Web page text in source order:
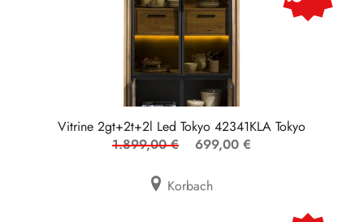
Vitrine 2gt+2t+2l Led Tokyo 42341KLA Tokyo
1.899,00 €
699,00 €
Korbach